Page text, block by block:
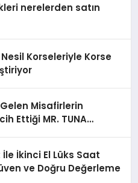
nerelerden satın
Korseleriyle Korse
Misafirlerin
Ettiği MR. TUNA
İkinci El Lüks Saat
ve Doğru Değerleme